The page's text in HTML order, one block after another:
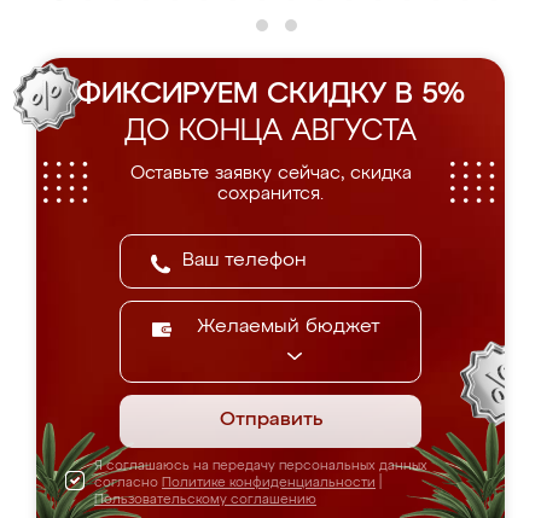
ФИКСИРУЕМ СКИДКУ В 5%
ДО КОНЦА АВГУСТА
Оставьте заявку сейчас, скидка
сохранится.
Желаемый бюджет
Отправить
Я соглашаюсь на передачу персональных данных
согласно Политике конфиденциальности
Пользовательскому соглашению